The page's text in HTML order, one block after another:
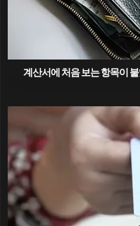
계산서에 처음 보는 항목이